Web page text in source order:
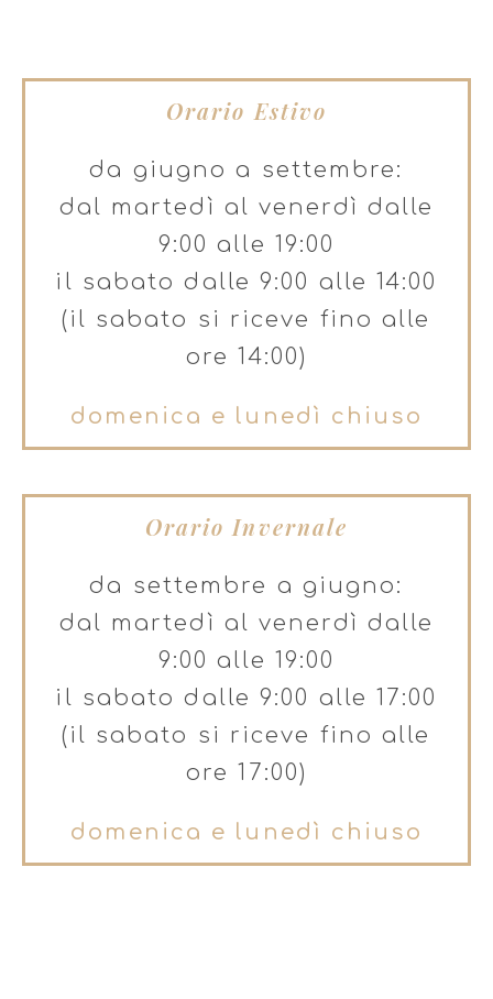
Orario Estivo
da giugno a settembre:
dal martedì al venerdì dalle
9:00 alle 19:00
il sabato dalle 9:00 alle 14:00
(il sabato si riceve fino alle
ore 14:00)
domenica e lunedì chiuso
Orario Invernale
da settembre a giugno:
dal martedì al venerdì dalle
9:00 alle 19:00
il sabato dalle 9:00 alle 17:00
(il sabato si riceve fino alle
ore 17:00)
domenica e lunedì chiuso